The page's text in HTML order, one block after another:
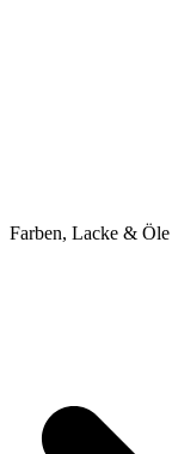
Farben, Lacke & Öle